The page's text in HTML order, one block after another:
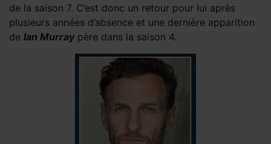
de la saison 7. C’est donc un retour pour lui après
plusieurs années d’absence et une dernière apparition
de Ian Murraypère dans la saison 4.